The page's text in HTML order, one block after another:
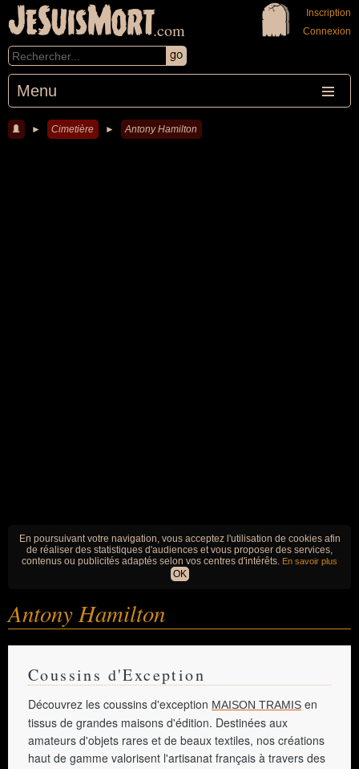
JeSuisMort.com
Menu
Inscription
Connexion
► Cimetière ► Antony Hamilton
En poursuivant votre navigation, vous acceptez l'utilisation de cookies afin
de réaliser des statistiques d'audiences et vous proposer des services,
contenus ou publicités adaptés selon vos centres d'intérêts. En savoir plus
OK
Antony Hamilton
Coussins d'Exception
Découvrez les coussins d'exception MAISON TRAMIS en
tissus de grandes maisons d'édition. Destinées aux
amateurs d'objets rares et de beaux textiles, nos créations
haut de gamme valorisent l'artisanat français à travers des